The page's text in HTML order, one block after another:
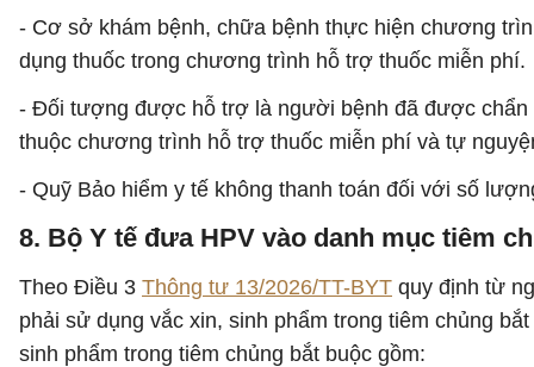
- Cơ sở khám bệnh, chữa bệnh thực hiện chương
dụng thuốc trong chương trình hỗ trợ thuốc miễn phí.
- Đối tượng được hỗ trợ là người bệnh đã được chẩn
thuộc chương trình hỗ trợ thuốc miễn phí và tự
- Quỹ Bảo hiểm y tế không thanh toán đối với số
8. Bộ Y tế đưa HPV vào danh mục tiêm
Theo Điều 3 Thông tư 13/2026/TT-BYT quy định từ
phải sử dụng vắc xin, sinh phẩm trong tiêm chủng
sinh phẩm trong tiêm chủng bắt buộc gồm: